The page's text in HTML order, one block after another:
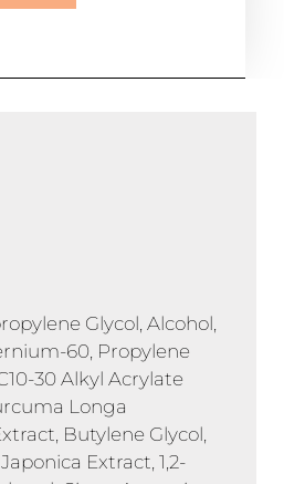
Glycol, Alcohol,
60, Propylene
30 Alkyl Acrylate
Longa
Butylene Glycol,
Extract, 1,2-